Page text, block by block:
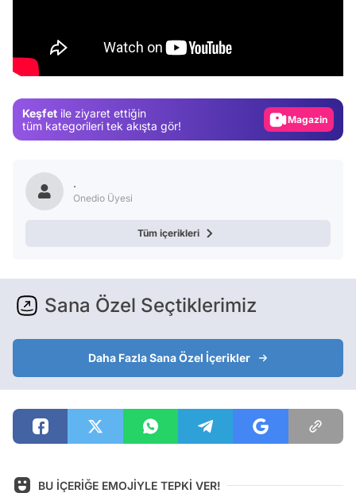
Keşfet ile ziyaret ettiğin
tüm kategorileri tek akışta gör!
Magazin
.
Onedio Üyesi
Tüm içerikleri
Sana Özel Seçtiklerimiz
Daha Fazla Sana Özel İçerikler
BU İÇERİĞE EMOJİYLE TEPKİ VER!